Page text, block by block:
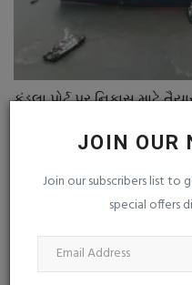
JOIN OUR
Join our subscribers list to
special offers
કંડલા પોર્ટ પર નિકાસ માટે
COMMENTS FACEBOOK